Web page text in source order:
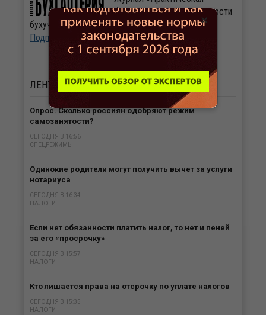
бухгалтерия». Свежие новости
бухучета и налогообложения ежедневно.
Подписаться
ЛЕНТА НОВОСТЕЙ
Опрос. Сколько россиян одобряют режим
самозанятости?
СЕГОДНЯ В 16:56
СПЕЦРЕЖИМЫ
Одинокие родители могут получить вычет за услуги
нотариуса
СЕГОДНЯ В 16:34
НАЛОГИ
Если нет обязанности платить налог, то нет и пеней
за его «просрочку»
СЕГОДНЯ В 15:57
НАЛОГИ
Кто лишается права на отсрочку по уплате налогов
СЕГОДНЯ В 15:35
НАЛОГИ
×